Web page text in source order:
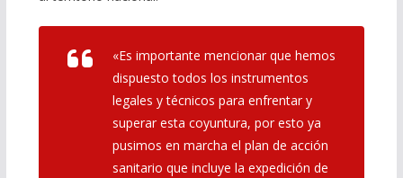
«Es importante mencionar que hemos
dispuesto todos los instrumentos
legales y técnicos para enfrentar y
superar esta coyuntura, por esto ya
pusimos en marcha el plan de acción
sanitario que incluye la expedición de